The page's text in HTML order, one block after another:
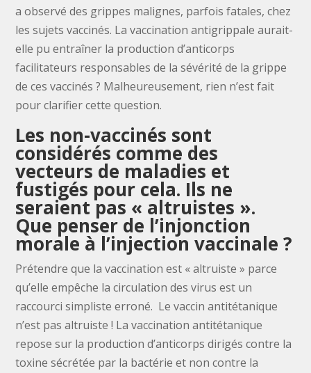
a observé des grippes malignes, parfois fatales, chez
les sujets vaccinés. La vaccination antigrippale aurait-
elle pu entraîner la production d’anticorps
facilitateurs responsables de la sévérité de la grippe
de ces vaccinés ? Malheureusement, rien n’est fait
pour clarifier cette question.
Les non-vaccinés sont
considérés comme des
vecteurs de maladies et
fustigés pour cela. Ils ne
seraient pas « altruistes ».
Que penser de l’injonction
morale à l’injection vaccinale ?
Prétendre que la vaccination est « altruiste » parce
qu’elle empêche la circulation des virus est un
raccourci simpliste erroné. Le vaccin antitétanique
n’est pas altruiste ! La vaccination antitétanique
repose sur la production d’anticorps dirigés contre la
toxine sécrétée par la bactérie et non contre la